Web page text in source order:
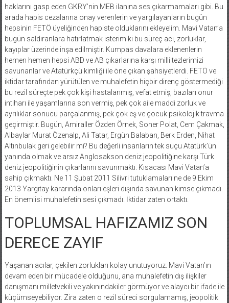
haklarını gasp eden GKRY’nin MEB ilanına ses çıkarmamaları gibi. Bu
arada hapis cezalarına onay verenlerin ve yargılayanların bugün
hepsinin FETÖ üyeliğinden hapiste olduklarını ekleyelim. Mavi Vatan’a
bugün saldıranlara hatırlatmak isterim ki bu süreç acı, zorluklar,
kayıplar üzerinde inşa edilmiştir. Kumpas davalara eklenenlerin
hemen hemen hepsi ABD ve AB çıkarlarına karşı milli tezlerimizi
savunanlar ve Atatürkçü kimliği ile öne çıkan şahsiyetlerdi. FETÖ ve
iktidar tarafından yürütülen ve muhalefetin hiçbir direnç göstermediği
bu rezil süreçte pek çok kişi hastalanmış, vefat etmiş, bazıları onur
intiharı ile yaşamlarına son vermiş, pek çok aile maddi zorluk ve
ayrılıklar sonucu parçalanmış, pek çok eş ve çocuk psikolojik travma
geçirmiştir. Bugün, Amiraller Özden Örnek, Soner Polat, Cem Çakmak,
Albaylar Murat Özenalp, Ali Tatar, Ergün Balaban, Berk Erden, Nihat
Altınbulak geri gelebilir mi? Bu değerli insanların tek suçu Atatürk’ün
yanında olmak ve arsız Anglosakson deniz jeopolitiğine karşı Türk
deniz jeopolitiğinin çıkarlarını savunmaktı. Kısacası Mavi Vatan’a
sahip çıkmaktı. Ne 11 Şubat 2011 Silivri tutuklamaları ne de 9 Ekim
2013 Yargıtay kararında onları eşleri dışında savunan kimse çıkmadı.
En önemlisi muhalefetin sesi çıkmadı. İktidar zaten ortaktı.
TOPLUMSAL HAFIZAMIZ SON
DERECE ZAYIF
Yaşanan acılar, çekilen zorlukları kolay unutuyoruz. Mavi Vatan’ın
devam eden bir mücadele olduğunu, ana muhalefetin dış ilişkiler
danışmanı milletvekili ve yakınındakiler görmüyor ve alaycı bir ifade ile
küçümseyebiliyor. Zira zaten o rezil süreci sorgulamamış, jeopolitik